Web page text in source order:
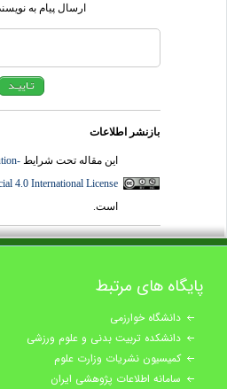
ارسال پیام به
بازنشر اطلاعات
این مقاله تحت شرایط
4.0 International License
است.
پایگاه های مرتبط
دانشگاه خوارزمی
دانشکده تربیت بدنی و علوم ورزشی
کمیسیون نشریات وزارت علوم
سامانه اطلاعات پژوهشی ایران